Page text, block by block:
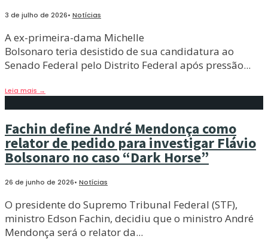
3 de julho de 2026• Notícias
A ex-primeira-dama Michelle
Bolsonaro teria desistido de sua candidatura ao
Senado Federal pelo Distrito Federal após pressão...
Leia mais →
Fachin define André Mendonça como
relator de pedido para investigar Flávio
Bolsonaro no caso “Dark Horse”
26 de junho de 2026• Notícias
O presidente do Supremo Tribunal Federal (STF),
ministro Edson Fachin, decidiu que o ministro André
Mendonça será o relator da...